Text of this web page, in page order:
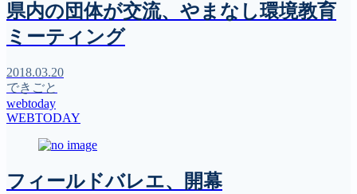
県内の団体が交流、やまなし環境教育
ミーティング
2018.03.20
できごと
webtoday
WEBTODAY
フィールドバレエ、開幕